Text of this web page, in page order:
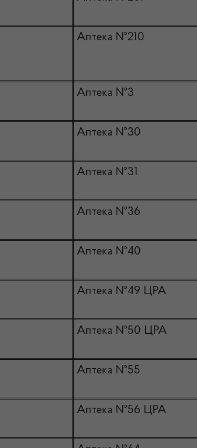
Аптека №210
Аптека №3
Аптека №30
Аптека №31
Аптека №36
Аптека №40
Аптека №49 ЦРА
Аптека №50 ЦРА
Аптека №55
Аптека №56 ЦРА